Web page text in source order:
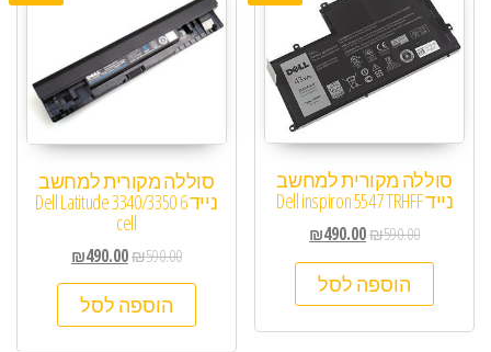
סוללה מקורית למחשב
נייד Dell inspiron 5547 TRHFF
₪590.00
₪490.00
הוספה לסל
סוללה מקורית למחשב
נייד Dell Latitude 3340/3350 6
cell
₪590.00
₪490.00
הוספה לסל